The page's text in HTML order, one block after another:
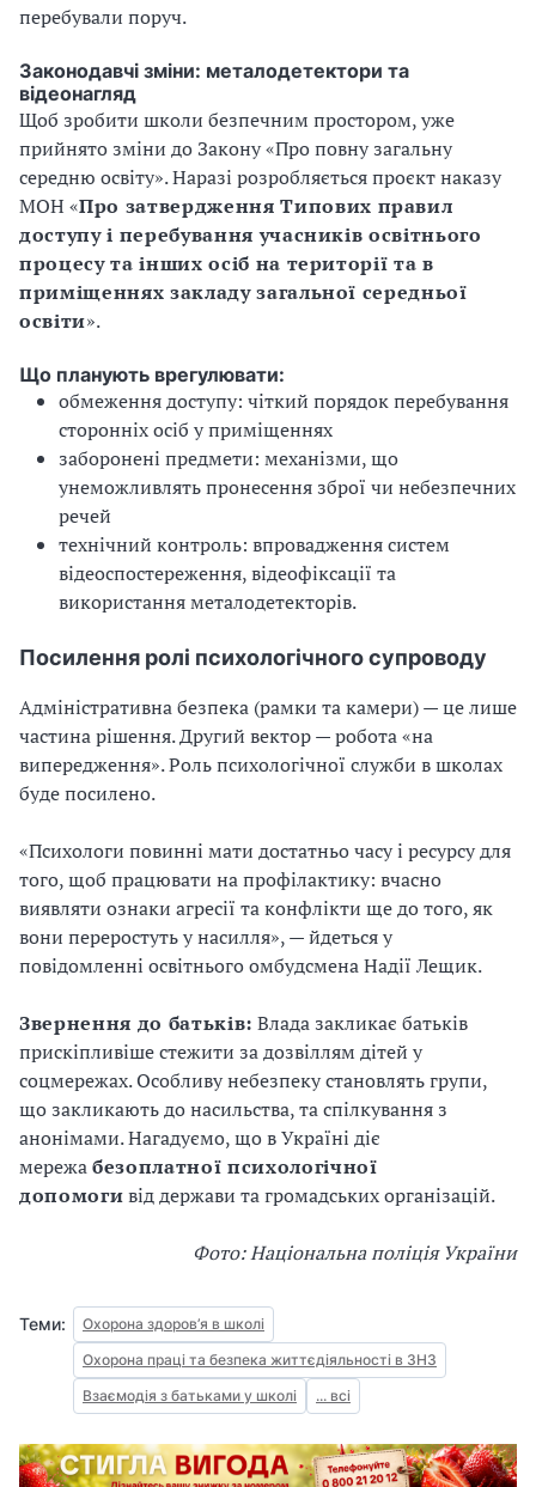
перебували поруч.
Законодавчі зміни: металодетектори та
відеонагляд
Щоб зробити школи безпечним простором, уже
прийнято зміни до Закону «Про повну загальну
середню освіту». Наразі розробляється проєкт наказу
МОН «Про затвердження Типових правил
доступу і перебування учасників освітнього
процесу та інших осіб на території та в
приміщеннях закладу загальної середньої
освіти».
Що планують врегулювати:
обмеження доступу: чіткий порядок перебування
сторонніх осіб у приміщеннях
заборонені предмети: механізми, що
унеможливлять пронесення зброї чи небезпечних
речей
технічний контроль: впровадження систем
відеоспостереження, відеофіксації та
використання металодетекторів.
Посилення ролі психологічного супроводу
Адміністративна безпека (рамки та камери) — це лише
частина рішення. Другий вектор — робота «на
випередження». Роль психологічної служби в школах
буде посилено.
«Психологи повинні мати достатньо часу і ресурсу для
того, щоб працювати на профілактику: вчасно
виявляти ознаки агресії та конфлікти ще до того, як
вони переростуть у насилля», — йдеться у
повідомленні освітнього омбудсмена Надії Лещик.
Звернення до батьків: Влада закликає батьків
прискіпливіше стежити за дозвіллям дітей у
соцмережах. Особливу небезпеку становлять групи,
що закликають до насильства, та спілкування з
анонімами. Нагадуємо, що в Україні діє
мережабезоплатної психологічної
допомогивід держави та громадських організацій.
Фото: Національна поліція України
Теми:
Охорона здоров’я в школі
Охорона праці та безпека життєдіяльності в ЗНЗ
Взаємодія з батьками у школі
... всі